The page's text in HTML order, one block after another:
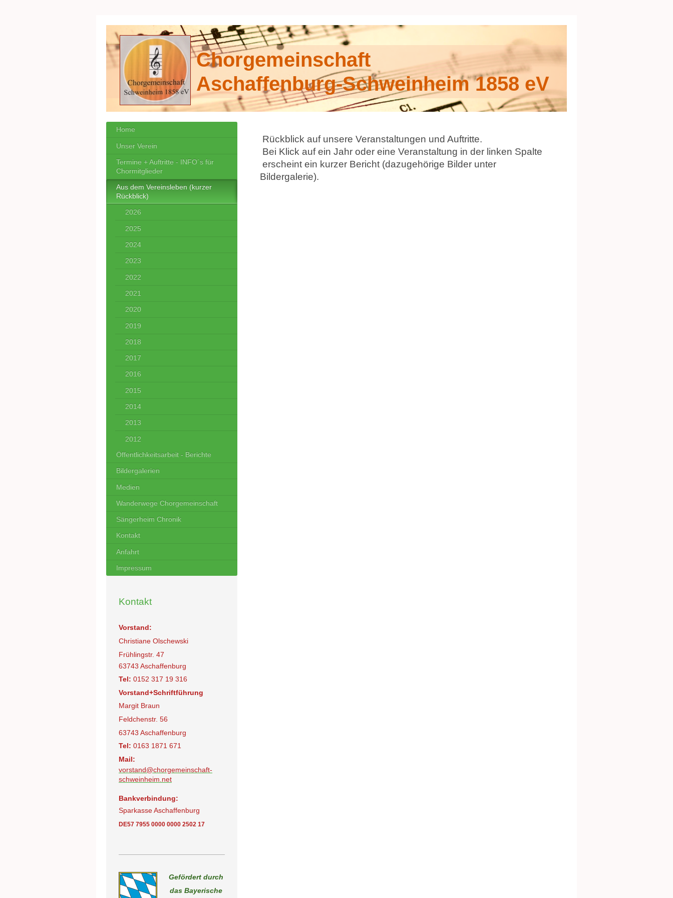
Chorgemeinschaft
Aschaffenburg-Schweinheim 1858 eV
Rückblick auf unsere Veranstaltungen und Auftritte.
Bei Klick auf ein Jahr oder eine Veranstaltung in der linken Spalte
erscheint ein kurzer Bericht (dazugehörige Bilder unter
Bildergalerie).
Home
Unser Verein
Termine + Auftritte - INFO´s für
Chormitglieder
Aus dem Vereinsleben (kurzer
Rückblick)
2026
2025
2024
2023
2022
2021
2020
2019
2018
2017
2016
2015
2014
2013
2012
Öffentlichkeitsarbeit - Berichte
Bildergalerien
Medien
Wanderwege Chorgemeinschaft
Sängerheim Chronik
Kontakt
Anfahrt
Impressum
Kontakt
Vorstand:
Christiane Olschewski
Frühlingstr. 47
63743 Aschaffenburg
Tel: 0152 317 19 316
Vorstand+Schriftführung
Margit Braun
Feldchenstr. 56
63743 Aschaffenburg
Tel: 0163 1871 671
Mail:
vorstand@chorgemeinschaft-
schweinheim.net
Bankverbindung:
Sparkasse Aschaffenburg
DE57 7955 0000 0000 2502 17
Gefördert durch
das Bayerische